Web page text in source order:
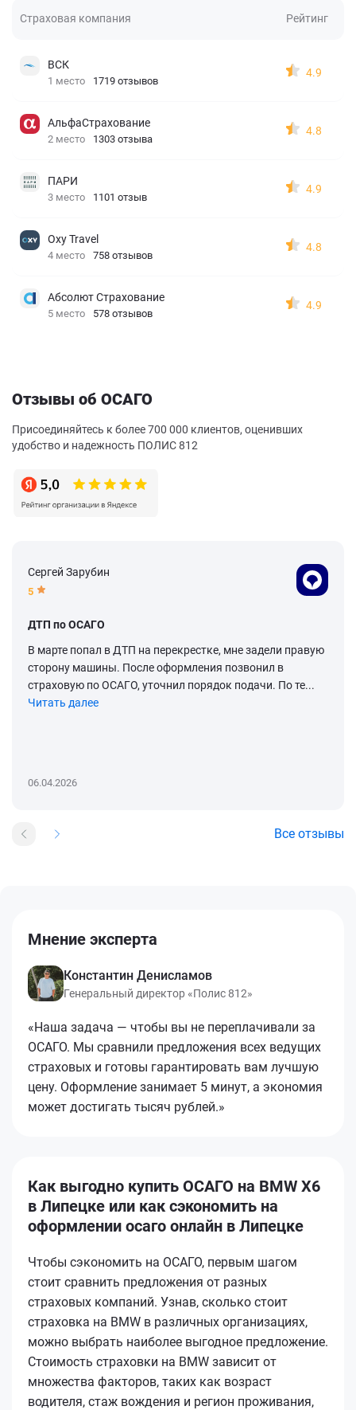
Страховая компания Рейтинг
ВСК
1 место 1719 отзывов
4.9
АльфаСтрахование
2 место 1303 отзыва
4.8
ПАРИ
3 место 1101 отзыв
4.9
Oxy Travel
4 место 758 отзывов
4.8
Абсолют Страхование
5 место 578 отзывов
4.9
Отзывы об ОСАГО
Присоединяйтесь к более 700 000 клиентов, оценивших
удобство и надежность ПОЛИС 812
Сергей Зарубин
5
ДТП по ОСАГО
В марте попал в ДТП на перекрестке, мне задели правую
сторону машины. После оформления позвонил в
страховую по ОСАГО, уточнил порядок подачи. По те...
Читать далее
06.04.2026
Все отзывы
Мнение эксперта
Константин Денисламов
Генеральный директор «Полис 812»
«Наша задача — чтобы вы не переплачивали за
ОСАГО. Мы сравнили предложения всех ведущих
страховых и готовы гарантировать вам лучшую
цену. Оформление занимает 5 минут, а экономия
может достигать тысяч рублей.»
Как выгодно купить ОСАГО на BMW X6
в Липецке или как сэкономить на
оформлении осаго онлайн в Липецке
Чтобы сэкономить на ОСАГО, первым шагом
стоит сравнить предложения от разных
страховых компаний. Узнав, сколько стоит
страховка на BMW в различных организациях,
можно выбрать наиболее выгодное предложение.
Стоимость страховки на BMW зависит от
множества факторов, таких как возраст
водителя, стаж вождения и регион проживания,